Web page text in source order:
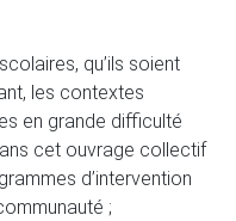
qu’ils soient
les contextes
en grande difficulté
cet ouvrage collectif
d’intervention
;